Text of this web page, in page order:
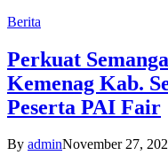
Berita
Perkuat
Kemenag Kab.
Peserta PAI Fair
By adminNovember 27,